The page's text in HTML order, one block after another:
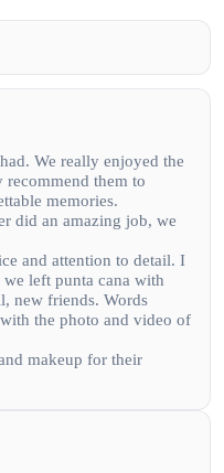
We really enjoyed the
them to
memories.
did an amazing job, we
and attention to detail. I
left punta cana with
new friends. Words
the photo and video of
makeup for their